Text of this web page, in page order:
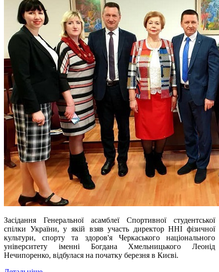
Засідання Генеральної асамблеї Спортивної студентської
спілки України, у якій взяв участь директор ННІ фізичної
культури, спорту та здоров'я Черкаського національного
університету іменні Богдана Хмельницького Леонід
Нечипоренко, відбулася на початку березня в Києві.